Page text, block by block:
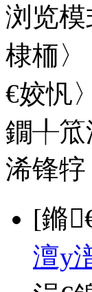
浏览模
棣栭
€姣忛
鐗╀笟
浠锋牸
[鏅
澶у